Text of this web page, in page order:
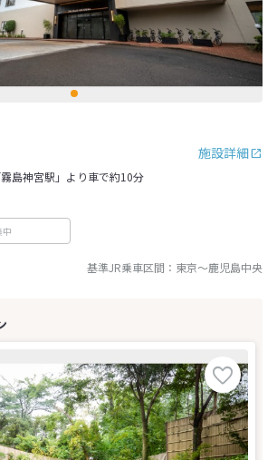
施設詳細
島神宮駅」より車で約10分
中
基準JR乗車区間： 東京～鹿児島中央